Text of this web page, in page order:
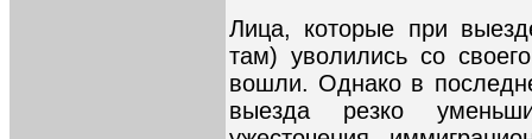
Лица, которые при
там) уволились со
вошли. Однако в
выезда резко